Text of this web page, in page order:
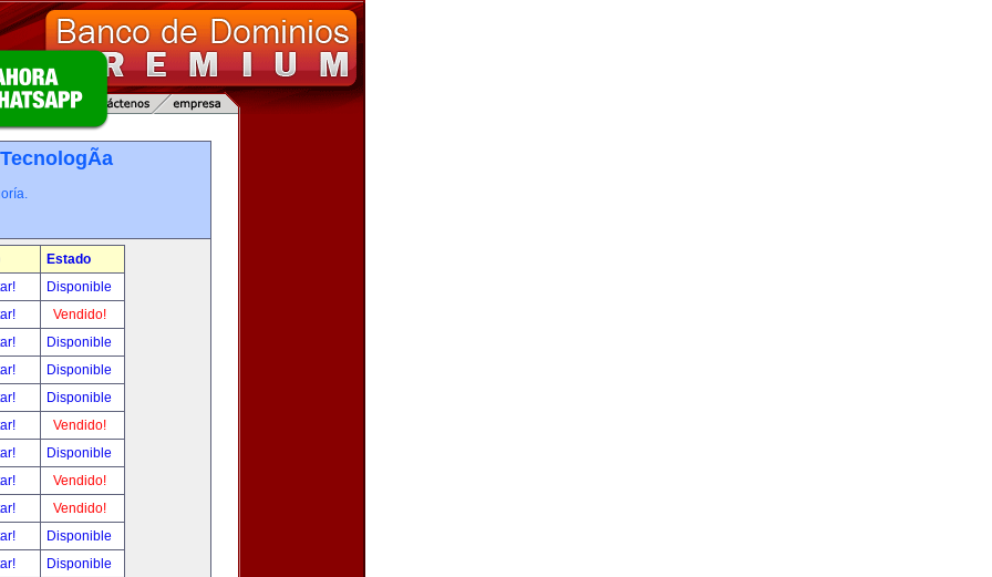
TecnologÃ­a
Estado
Disponible
Vendido!
Disponible
Disponible
Disponible
Vendido!
Disponible
Vendido!
Vendido!
Disponible
Disponible